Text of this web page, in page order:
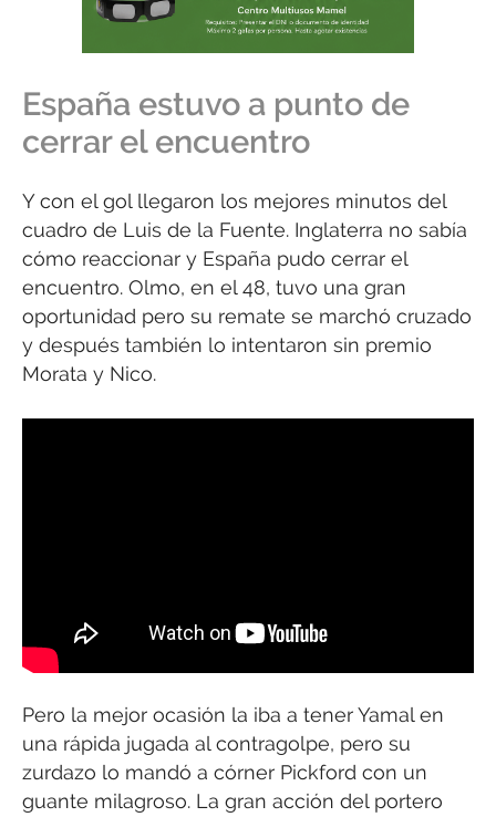
España estuvo a punto de
cerrar el encuentro
Y con el gol llegaron los mejores minutos del
cuadro de Luis de la Fuente. Inglaterra no sabía
cómo reaccionar y España pudo cerrar el
encuentro. Olmo, en el 48, tuvo una gran
oportunidad pero su remate se marchó cruzado
y después también lo intentaron sin premio
Morata y Nico.
Pero la mejor ocasión la iba a tener Yamal en
una rápida jugada al contragolpe, pero su
zurdazo lo mandó a córner Pickford con un
guante milagroso. La gran acción del portero